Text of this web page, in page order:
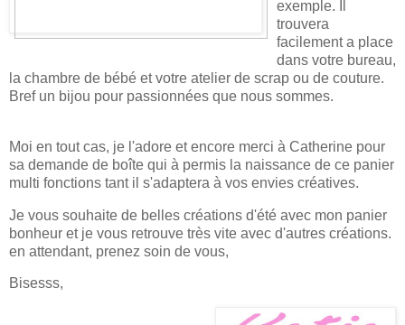
exemple. Il
trouvera
facilement a place
dans votre bureau,
la chambre de bébé et votre atelier de scrap ou de couture.
Bref un bijou pour passionnées que nous sommes.
Moi en tout cas, je l'adore et encore merci à Catherine pour
sa demande de boîte qui à permis la naissance de ce panier
multi fonctions tant il s'adaptera à vos envies créatives.
Je vous souhaite de belles créations d'été avec mon panier
bonheur et je vous retrouve très vite avec d'autres créations.
en attendant, prenez soin de vous,
Bisesss,